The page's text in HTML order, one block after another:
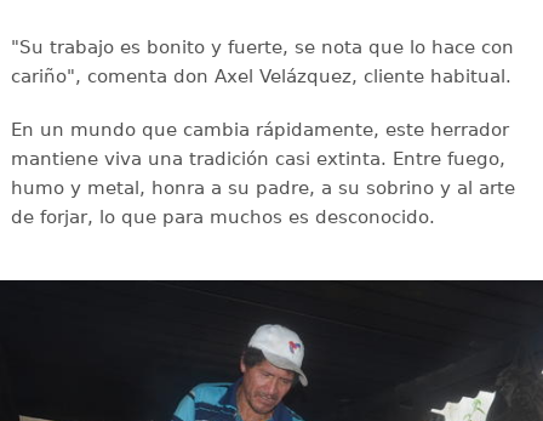
"Su trabajo es bonito y fuerte, se nota que lo hace con
cariño", comenta don Axel Velázquez, cliente habitual.
En un mundo que cambia rápidamente, este herrador
mantiene viva una tradición casi extinta. Entre fuego,
humo y metal, honra a su padre, a su sobrino y al arte
de forjar, lo que para muchos es desconocido.